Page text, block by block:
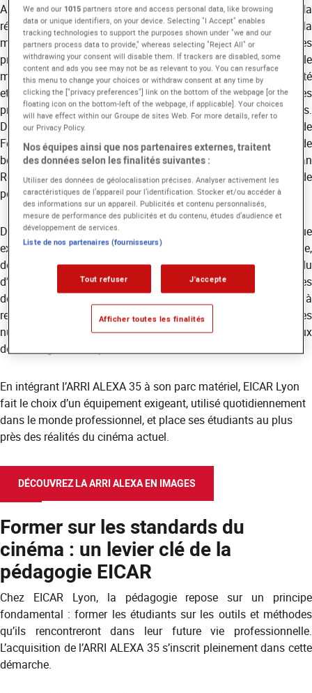
ARRI s’impose comme la référence incontournable dans la
réalisation audiovisuelle. Fondée il y a près de 110 ans, la
marque allemande équipe aujourd’hui les plus grandes
productions cinématographiques et audiovisuelles à travers le
monde. Son exigence en matière de qualité d’image, de fiabilité
et de rendu colorimétrique en fait un standard reconnu par les
professionnels du secteur et pour les genres de productions.
Dernièrement, Companion de Drew Hancock, Alien : Romulus de
Fede Alvarez, la saison 2 de House of Dragon, la biographie de
bob Marley par Robert Elswit ou encore The Fall Guy avec Ryan
Reynold de David Leitch ont été réalisé avec cette caméra de
pointe.
Dotée d’un capteur Super 35 4K, d’une plage dynamique
exceptionnelle et de la technologie REVEAL Color Science,
dernière née chez ARRI, la caméra ALEXA 35 offre un rendu
d’image d’une grande précision, fidèle aux intentions artistiques
des réalisateurs et directeurs de la photographie. Sa capacité à
restituer avec finesse les hautes lumières, les textures et les
nuances de couleur en fait un outil de référence sur les plateaux
de tournage contemporains.
En intégrant l’ARRI ALEXA 35 à son parc matériel, EICAR Lyon
fait le choix d’un équipement exigeant, utilisé quotidiennement
dans le monde professionnel, et place ses étudiants au plus
près des réalités du cinéma actuel.
DÉCOUVREZ LA ARRI ALEXA EN IMAGES
Former sur les standards du
cinéma : un levier clé de la
pédagogie EICAR
Chez EICAR Lyon, la pédagogie repose sur un principe
fondamental : former les étudiants sur les outils et méthodes
qu’ils rencontreront dans leur future vie professionnelle.
L’acquisition de l’ARRI ALEXA 35 s’inscrit pleinement dans cette
démarche.
We and our 1015 partners store and access personal data, like browsing
data or unique identifiers, on your device. Selecting "I Accept" enables
tracking technologies to support the purposes shown under "we and our
partners process data to provide," whereas selecting "Reject All" or
withdrawing your consent will disable them. If trackers are disabled, some
content and ads you see may not be as relevant to you. You can resurface
this menu to change your choices or withdraw consent at any time by
clicking the ["privacy preferences"] link on the bottom of the webpage [or the
floating icon on the bottom-left of the webpage, if applicable]. Your choices
will have effect within our Groupe de sites Web. For more details, refer to
our Privacy Policy.
Nos équipes ainsi que nos partenaires externes, traitent
des données selon les finalités suivantes :
Utiliser des données de géolocalisation précises. Analyser activement les
caractéristiques de l’appareil pour l’identification. Stocker et/ou accéder à
des informations sur un appareil. Publicités et contenu personnalisés,
mesure de performance des publicités et du contenu, études d’audience et
développement de services.
Liste de nos partenaires (fournisseurs)
Tout refuser J'accepte
Afficher toutes les finalités